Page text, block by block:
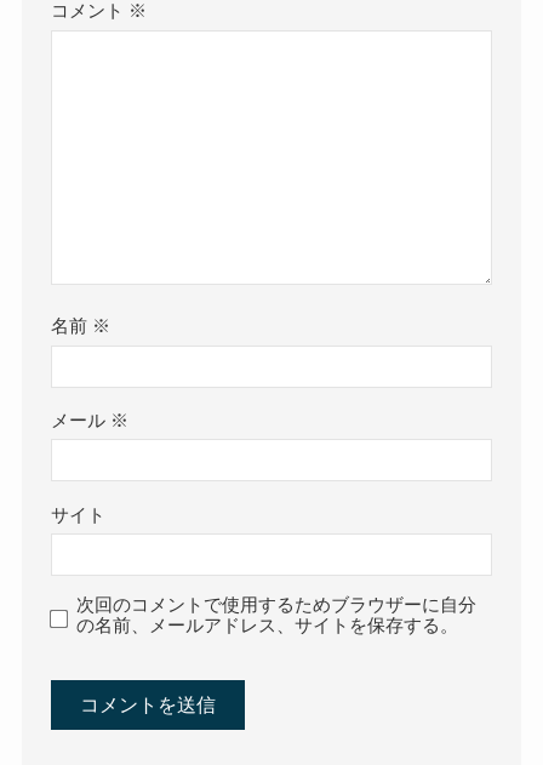
コメント ※
名前 ※
メール ※
サイト
次回のコメントで使用するためブラウザーに自分
の名前、メールアドレス、サイトを保存する。